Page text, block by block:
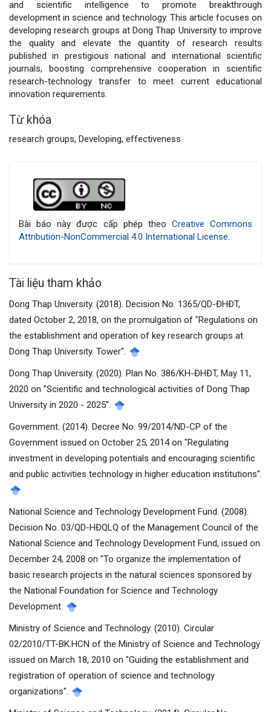
chính
của
bài
viết
and scientific intelligence to promote breakthrough
development in science and technology. This article focuses on
developing research groups at Dong Thap University to improve
the quality and elevate the quantity of research results
published in prestigious national and international scientific
journals, boosting comprehensive cooperation in scientific
research-technology transfer to meet current educational
innovation requirements.
Từ khóa
research groups, Developing, effectiveness
bài
Bài báo này được cấp phép theo Creative Commons
Attribution-NonCommercial 4.0 International License.
Tài liệu tham khảo
Dong Thap University. (2018). Decision No. 1365/QD-ĐHĐT,
dated October 2, 2018, on the promulgation of "Regulations on
the establishment and operation of key research groups at
Dong Thap University. Tower".
Dong Thap University. (2020). Plan No. 386/KH-ĐHĐT, May 11,
2020 on "Scientific and technological activities of Dong Thap
University in 2020 - 2025".
Government. (2014). Decree No. 99/2014/ND-CP of the
Government issued on October 25, 2014 on "Regulating
investment in developing potentials and encouraging scientific
and public activities technology in higher education institutions".
National Science and Technology Development Fund. (2008).
Decision No. 03/QD-HĐQLQ of the Management Council of the
National Science and Technology Development Fund, issued on
December 24, 2008 on "To organize the implementation of
basic research projects in the natural sciences sponsored by
the National Foundation for Science and Technology
Development.
Ministry of Science and Technology. (2010). Circular
02/2010/TT-BK.HCN of the Ministry of Science and Technology
issued on March 18, 2010 on "Guiding the establishment and
registration of operation of science and technology
organizations".